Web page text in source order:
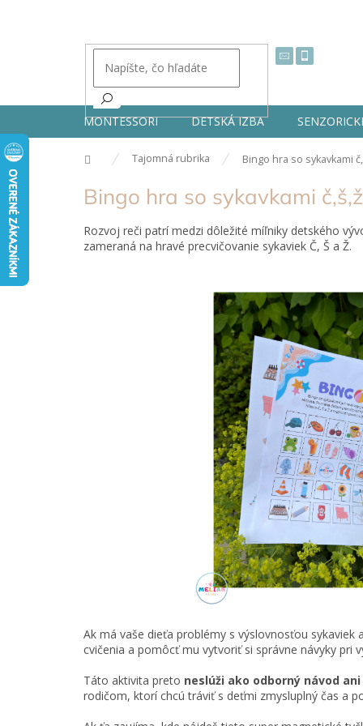
MONTESSORI DETSKÁ IZBA
DomovTajomná rubrika Bingo hra so sykavkami
Bingo hra so sykavkami
Rozvoj reči patrí medzi dôležité míľniky detského
zameraná na hravé precvičovanie sykaviek Č, Š a Ž.
Ak má vaše dieťa problémy s výslovnosťou sykaviek
cvičenia a pomôcť mu vytvoriť si správne návyky pri
Táto aktivita preto neslúži ako odborný návod
rodičom, ktorí chcú tráviť s deťmi zmysluplný čas a